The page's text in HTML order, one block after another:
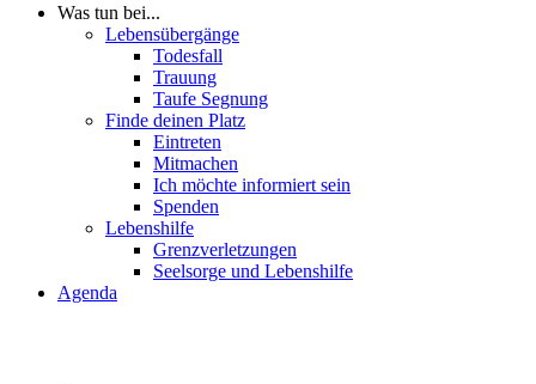
Was tun bei...
Lebensübergänge
Todesfall
Trauung
Taufe Segnung
Finde deinen Platz
Eintreten
Mitmachen
Ich möchte informiert sein
Spenden
Lebenshilfe
Grenzverletzungen
Seelsorge und Lebenshilfe
Agenda